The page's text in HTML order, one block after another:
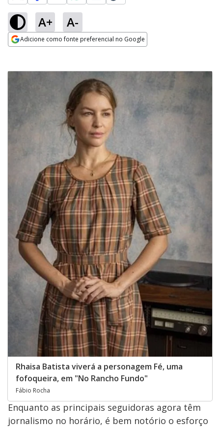
A+ A-
Adicione como fonte preferencial no Google
Rhaisa Batista viverá a personagem Fé, uma
fofoqueira, em "No Rancho Fundo"
Fábio Rocha
Enquanto as principais seguidoras agora têm
jornalismo no horário, é bem notório o esforço